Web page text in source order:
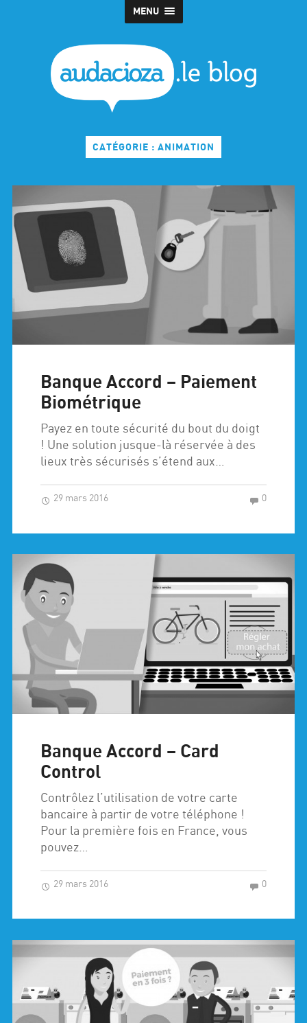
MENU
CATÉGORIE : ANIMATION
Banque Accord – Paiement
Biométrique
Payez en toute sécurité du bout du doigt
! Une solution jusque-là réservée à des
lieux très sécurisés s’étend aux…
29 mars 2016 0
Banque Accord – Card
Control
Contrôlez l’utilisation de votre carte
bancaire à partir de votre téléphone !
Pour la première fois en France, vous
pouvez…
29 mars 2016 0